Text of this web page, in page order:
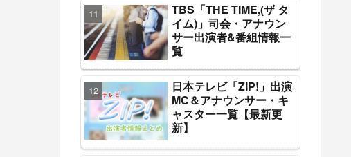
TBS「THE TIME,(ザ タ
イム)」司会・アナウン
サー出演者&番組情報一
覧
日本テレビ「ZIP!」出演
MC＆アナウンサー・キ
ャスター一覧【最新更
新】